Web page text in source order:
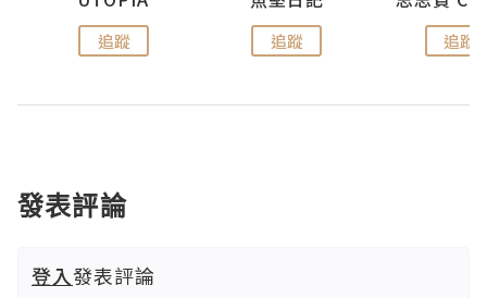
追蹤 追蹤 追蹤
發表評論
登入發表評論